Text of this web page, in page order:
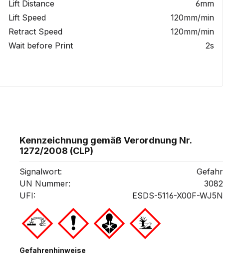
Lift Distance
6mm
Lift Speed
120mm/min
Retract Speed
120mm/min
Wait before Print
2s
Kennzeichnung gemäß Verordnung Nr.
1272/2008 (CLP)
Signalwort:
Gefahr
UN Nummer:
3082
UFI:
ESDS-5116-X00F-WJ5N
Gefahrenhinweise